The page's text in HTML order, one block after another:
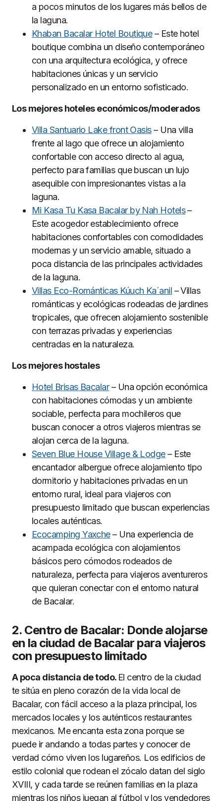
a pocos minutos de los lugares más bellos de
la laguna.
Khaban Bacalar Hotel Boutique– Este hotel
boutique combina un diseño contemporáneo
con una arquitectura ecológica, y ofrece
habitaciones únicas y un servicio
personalizado en un entorno sofisticado.
Los mejores hoteles económicos/moderados
Villa Santuario Lake front Oasis– Una villa
frente al lago que ofrece un alojamiento
confortable con acceso directo al agua,
perfecto para familias que buscan un lujo
asequible con impresionantes vistas a la
laguna.
Mi Kasa Tu Kasa Bacalar by Nah Hotels–
Este acogedor establecimiento ofrece
habitaciones confortables con comodidades
modernas y un servicio amable, situado a
poca distancia de las principales actividades
de la laguna.
Villas Eco-Románticas Kúuch Ka´anil – Villas
románticas y ecológicas rodeadas de jardines
tropicales, que ofrecen alojamiento sostenible
con terrazas privadas y experiencias
centradas en la naturaleza.
Los mejores hostales
Hotel Brisas Bacalar– Una opción económica
con habitaciones cómodas y un ambiente
sociable, perfecta para mochileros que
buscan conocer a otros viajeros mientras se
alojan cerca de la laguna.
Seven Blue House Village & Lodge– Este
encantador albergue ofrece alojamiento tipo
dormitorio y habitaciones privadas en un
entorno rural, ideal para viajeros con
presupuesto limitado que buscan experiencias
locales auténticas.
Ecocamping Yaxche– Una experiencia de
acampada ecológica con alojamientos
básicos pero cómodos rodeados de
naturaleza, perfecta para viajeros aventureros
que quieran conectar con el entorno natural
de Bacalar.
2. Centro de Bacalar: Donde alojarse
en la ciudad de Bacalar para viajeros
con presupuesto limitado
A poca distancia de todo. El centro de la ciudad
te sitúa en pleno corazón de la vida local de
Bacalar, con fácil acceso a la plaza principal, los
mercados locales y los auténticos restaurantes
mexicanos. Me encanta esta zona porque se
puede ir andando a todas partes y conocer de
verdad cómo viven los lugareños. Los edificios de
estilo colonial que rodean el zócalo datan del siglo
XVIII, y cada tarde se reúnen familias en la plaza
mientras los niños juegan al fútbol y los vendedores